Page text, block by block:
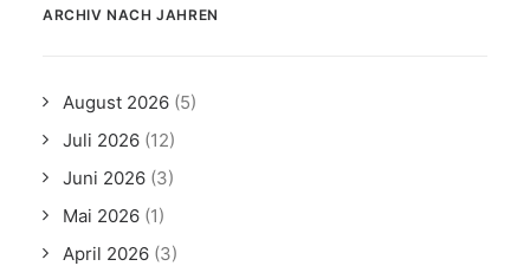
ARCHIV NACH JAHREN
August 2026 (5)
Juli 2026 (12)
Juni 2026 (3)
Mai 2026 (1)
April 2026 (3)